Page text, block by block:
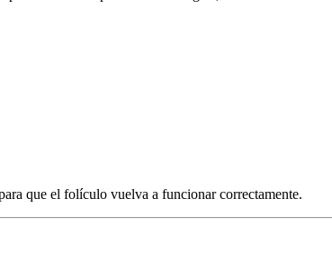
que el folículo vuelva a funcionar correctamente.